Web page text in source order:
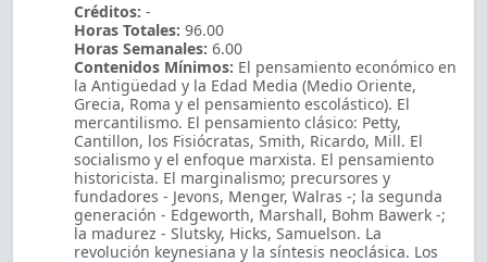
Créditos: -
Horas Totales: 96.00
Horas Semanales: 6.00
Contenidos Mínimos: El pensamiento económico en
la Antigüedad y la Edad Media (Medio Oriente,
Grecia, Roma y el pensamiento escolástico). El
mercantilismo. El pensamiento clásico: Petty,
Cantillon, los Fisiócratas, Smith, Ricardo, Mill. El
socialismo y el enfoque marxista. El pensamiento
historicista. El marginalismo; precursores y
fundadores - Jevons, Menger, Walras -; la segunda
generación - Edgeworth, Marshall, Bohm Bawerk -;
la madurez - Slutsky, Hicks, Samuelson. La
revolución keynesiana y la síntesis neoclásica. Los